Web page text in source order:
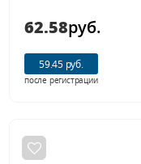
62.58руб.
59.45 руб.
после регистрации